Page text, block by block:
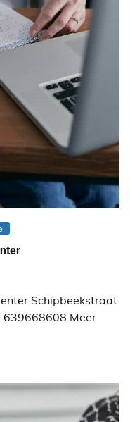
Schipbeekstraat
639668608 Meer